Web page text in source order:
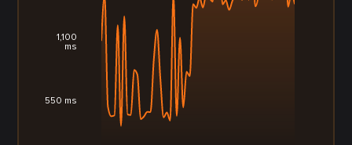
550 ms
1,100
ms